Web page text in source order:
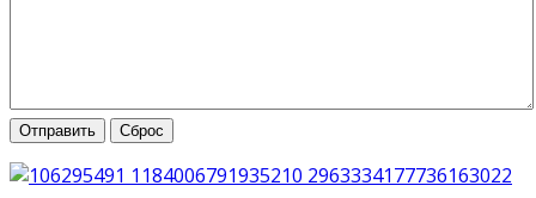
Отправить Сброс